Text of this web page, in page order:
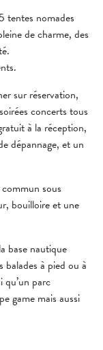
tentes nomades
de charme, des
sur réservation,
concerts tous
à la réception,
dépannage, et un
sous
bouilloire et une
base nautique
à pied ou à
qu’un parc
game mais aussi